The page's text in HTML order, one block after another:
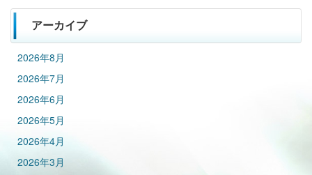
アーカイブ
2026年8月
2026年7月
2026年6月
2026年5月
2026年4月
2026年3月